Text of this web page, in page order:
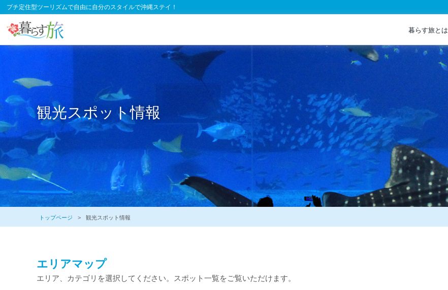
プチ定住型ツーリズムで自由に自分のスタイルで沖縄ステイ！
暮らす旅とは
観光スポット情報
トップページ 観光スポット情報
エリアマップ
エリア、カテゴリを選択してください。スポット一覧をご覧いただけます。